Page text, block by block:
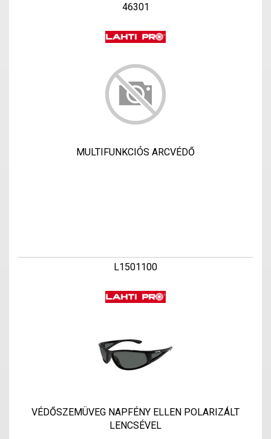
46301
MULTIFUNKCIÓS ARCVÉDŐ
L1501100
VÉDŐSZEMÜVEG NAPFÉNY ELLEN POLARIZÁLT
LENCSÉVEL